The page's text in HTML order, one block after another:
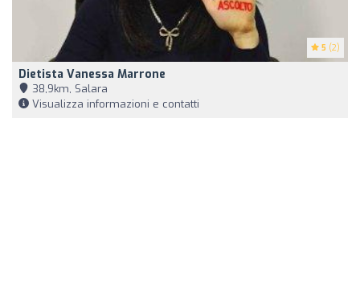
5 (2)
Dietista Vanessa Marrone
38,9km, Salara
Visualizza informazioni e contatti